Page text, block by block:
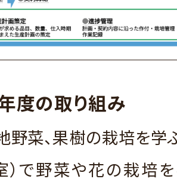
度の取り組み
菜、果樹の栽培を学ぶ
）で野菜や花の栽培